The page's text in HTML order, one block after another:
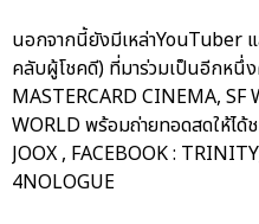
นอกจากนี้ยังมีเหล่าYouTuber
คลับผู้โชคดี) ที่มาร่วมเป็นอีกหนึ่
MASTERCARD CINEMA,
WORLD พร้อมถ่ายทอดสดให้ไ
JOOX , FACEBOOK :
4NOLOGUE